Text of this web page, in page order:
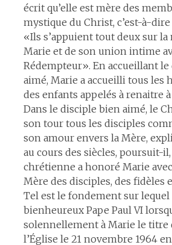
écrit qu’elle est mère des
mystique du Christ, c’est-à-
«Ils s’appuient tout deux sur
Marie et de son union intime
Rédempteur». En accueillant
aimé, Marie a accueilli tous les
des enfants appelés à renaitre
Dans le disciple bien aimé, le
son tour tous les disciples
son amour envers la Mère,
au cours des siècles, poursuit-
chrétienne a honoré Marie
Mère des disciples, des fidèles
Tel est le fondement sur lequel
bienheureux Pape Paul VI
solennellement à Marie le titre
l’Église le 21 novembre 1964